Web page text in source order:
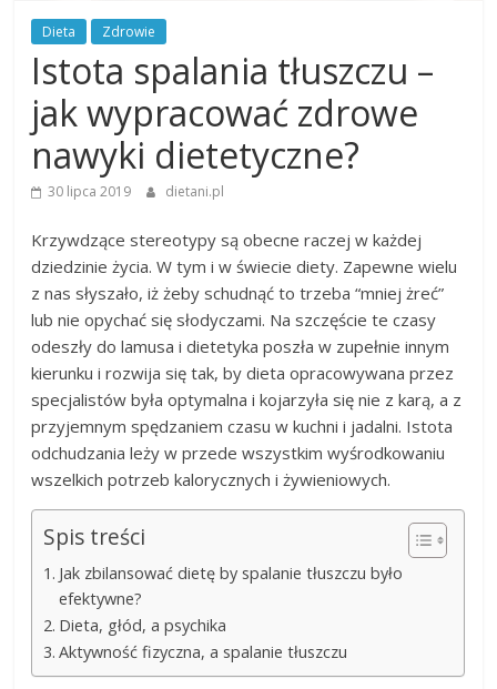
Dieta Zdrowie
Istota spalania tłuszczu –
jak wypracować zdrowe
nawyki dietetyczne?
30 lipca 2019 dietani.pl
Krzywdzące stereotypy są obecne raczej w każdej
dziedzinie życia. W tym i w świecie diety. Zapewne wielu
z nas słyszało, iż żeby schudnąć to trzeba “mniej żreć”
lub nie opychać się słodyczami. Na szczęście te czasy
odeszły do lamusa i dietetyka poszła w zupełnie innym
kierunku i rozwija się tak, by dieta opracowywana przez
specjalistów była optymalna i kojarzyła się nie z karą, a z
przyjemnym spędzaniem czasu w kuchni i jadalni. Istota
odchudzania leży w przede wszystkim wyśrodkowaniu
wszelkich potrzeb kalorycznych i żywieniowych.
Spis treści
Jak zbilansować dietę by spalanie tłuszczu było
efektywne?
Dieta, głód, a psychika
Aktywność fizyczna, a spalanie tłuszczu